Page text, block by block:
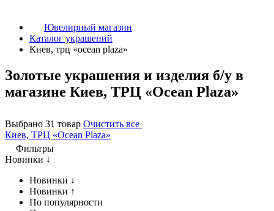
Ювелирный магазин
Каталог украшений
Киев, трц «ocean plaza»
Золотые украшения и изделия б/у в
магазине Киев, ТРЦ «Ocean Plaza»
Выбрано 31 товар Очистить все
Киев, ТРЦ «Ocean Plaza»
Фильтры
Новинки ↓
Новинки ↓
Новинки ↑
По популярности